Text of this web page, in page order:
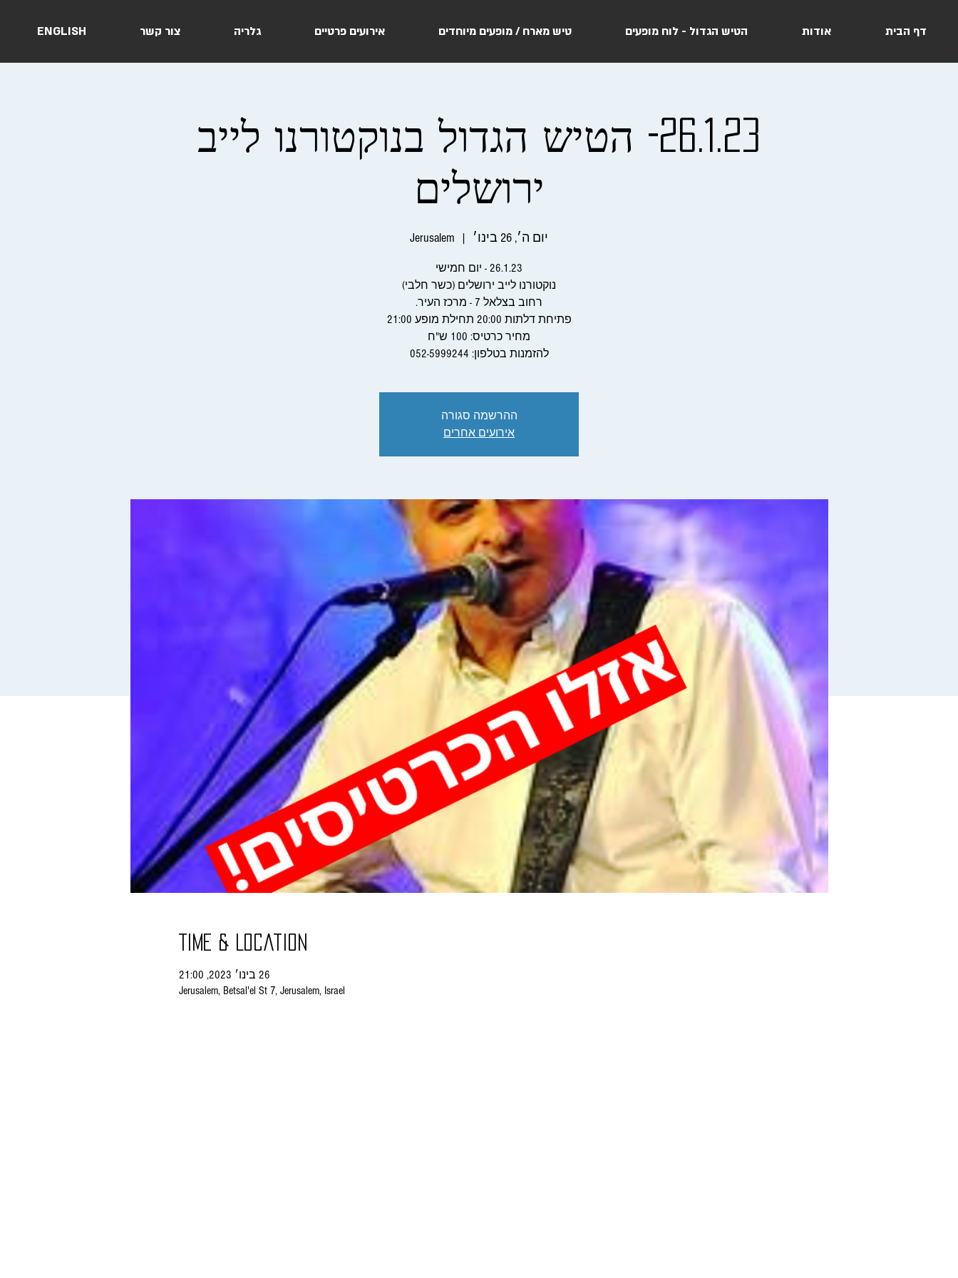
דף הבית אודות הטיש הגדול - לוח מופעים טיש מארח / מופעים מיוחדים אירועים פרטיים גלריה צור קשר ENGLISH
26.1.23- הטיש הגדול בנוקטורנו לייב
ירושלים
יום ה׳, 26 בינו׳
  |
Jerusalem
להזמנות בטלפון: 052-5999244
ההרשמה סגורה
אירועים אחרים
Time & Location
26 בינו׳ 2023, 21:00
Jerusalem, Betsal'el St 7, Jerusalem, Israel